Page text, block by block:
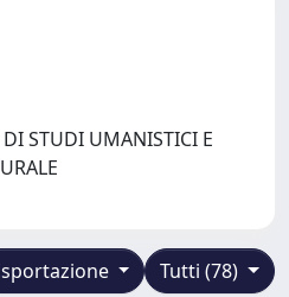
STUDI UMANISTICI E
Tutti (78)